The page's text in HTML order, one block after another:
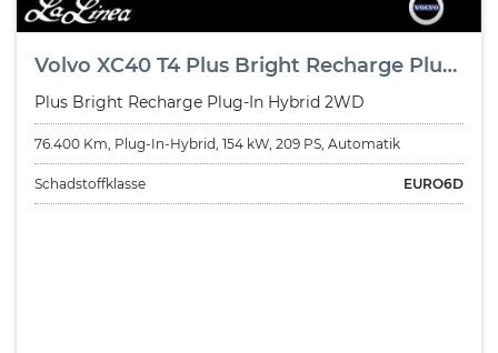
Volvo XC40 T4 Plus Bright Recharge Plug-In Hybrid 2WD
Plus Bright Recharge Plug-In Hybrid 2WD
76.400 Km, Plug-In-Hybrid, 154 kW, 209 PS, Automatik
Schadstoffklasse EURO6D